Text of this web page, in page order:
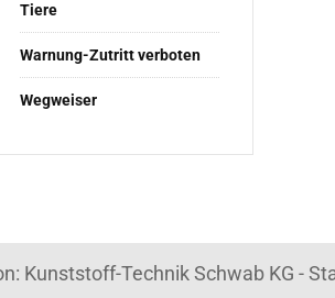
Tiere
Warnung-Zutritt verboten
Wegweiser
Kunststoff-Technik Schwab KG -